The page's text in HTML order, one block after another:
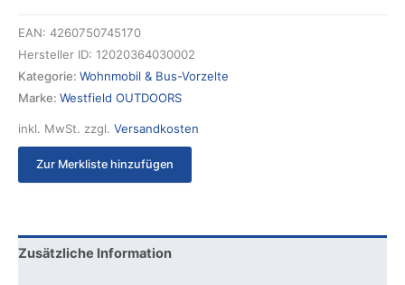
EAN: 4260750745170
Hersteller ID: 12020364030002
Kategorie: Wohnmobil & Bus-Vorzelte
Marke: Westfield OUTDOORS
inkl. MwSt. zzgl. Versandkosten
Zur Merkliste hinzufügen
Zusätzliche Information